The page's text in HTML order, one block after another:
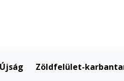
Zöldfelület-